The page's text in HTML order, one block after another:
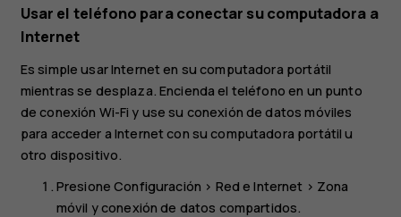
Nokia
6.2
Usar el teléfono para conectar su computadora a
Internet
Es simple usar Internet en su computadora portátil
mientras se desplaza. Encienda el teléfono en un punto
de conexión Wi-Fi y use su conexión de datos móviles
para acceder a Internet con su computadora portátil u
otro dispositivo.
PresioneConfiguración > Red e Internet > Zona
móvil y conexión de datos compartidos.